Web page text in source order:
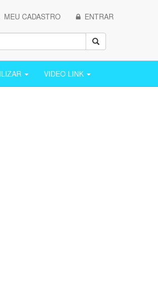
MEU CADASTRO ENTRAR
VIDEO LINK